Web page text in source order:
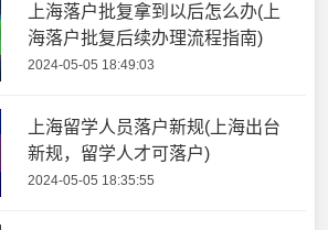
上海落户批复拿到以后怎么办(上
海落户批复后续办理流程指南)
2024-05-05 18:49:03
上海留学人员落户新规(上海出台
新规，留学人才可落户)
2024-05-05 18:35:55